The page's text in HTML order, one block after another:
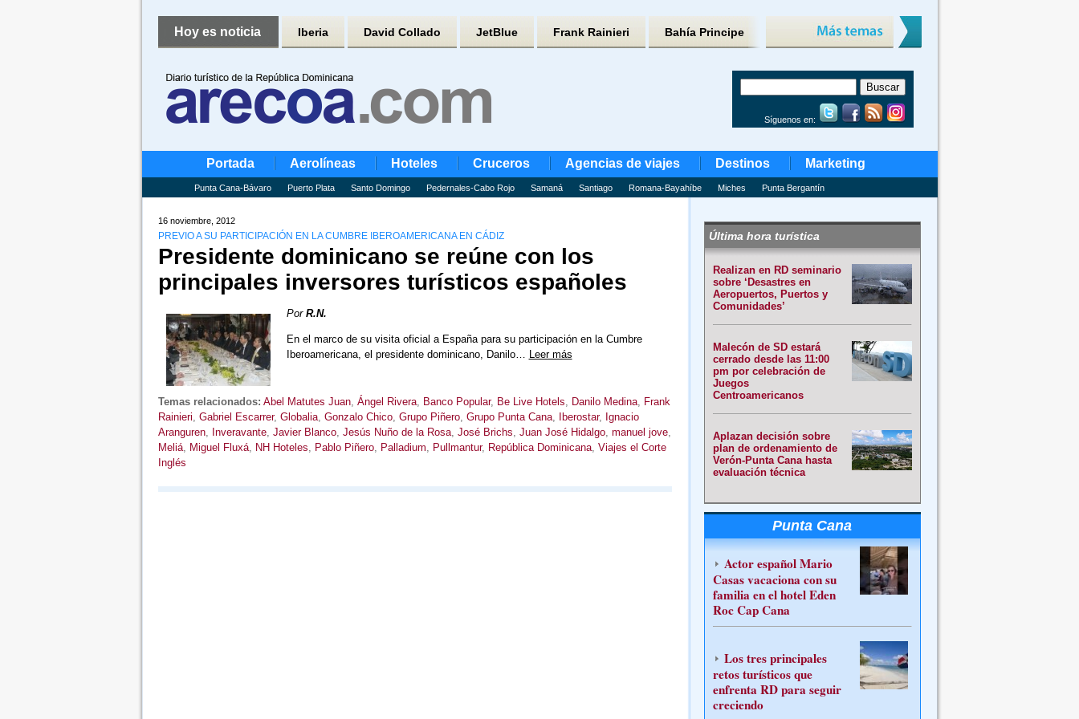
Hoy es noticia Iberia David Collado JetBlue Frank Rainieri Bahía Principe
Síguenos en:
Portada Aerolíneas Hoteles Cruceros Agencias de viajes Destinos Marketing
Punta Cana-Bávaro Puerto Plata Santo Domingo Pedernales-Cabo Rojo Samaná Santiago Romana-Bayahíbe Miches Punta Bergantín
16 noviembre, 2012
PREVIO A SU PARTICIPACIÓN EN LA CUMBRE IBEROAMERICANA EN CÁDIZ
Presidente dominicano se reúne con los
principales inversores turísticos españoles
Por R.N.
En el marco de su visita oficial a España para su participación en la Cumbre
Iberoamericana, el presidente dominicano, Danilo… Leer más
Temas relacionados: Abel Matutes Juan, Ángel Rivera, Banco Popular, Be Live Hotels, Danilo Medina, Frank
Rainieri, Gabriel Escarrer, Globalia, Gonzalo Chico, Grupo Piñero, Grupo Punta Cana, Iberostar, Ignacio
Aranguren, Inveravante, Javier Blanco, Jesús Nuño de la Rosa, José Brichs, Juan José Hidalgo, manuel jove,
Meliá, Miguel Fluxá, NH Hoteles, Pablo Piñero, Palladium, Pullmantur, República Dominicana, Viajes el Corte
Inglés
Última hora turística
Realizan en RD seminario
sobre ‘Desastres en
Aeropuertos, Puertos y
Comunidades’
Malecón de SD estará
cerrado desde las 11:00
pm por celebración de
Juegos
Centroamericanos
Aplazan decisión sobre
plan de ordenamiento de
Verón-Punta Cana hasta
evaluación técnica
Punta Cana
Actor español Mario
Casas vacaciona con su
familia en el hotel Eden
Roc Cap Cana
Los tres principales
retos turísticos que
enfrenta RD para seguir
creciendo